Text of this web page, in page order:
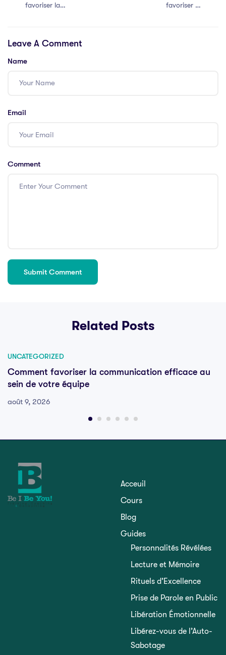
favoriser la
de votre équipe
favoriser la
Leave A Comment
Name
Email
Comment
Related Posts
UNCATEGORIZED
Comment favoriser la communication efficace au
sein de votre équipe
août 9, 2026
Acceuil
Cours
Blog
Guides
Personnalités Révélées
Lecture et Mémoire
Rituels d’Excellence
Prise de Parole en Public
Libération Émotionnelle
Libérez-vous de l’Auto-
Sabotage